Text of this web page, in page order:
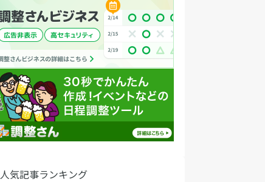
人気記事ランキング